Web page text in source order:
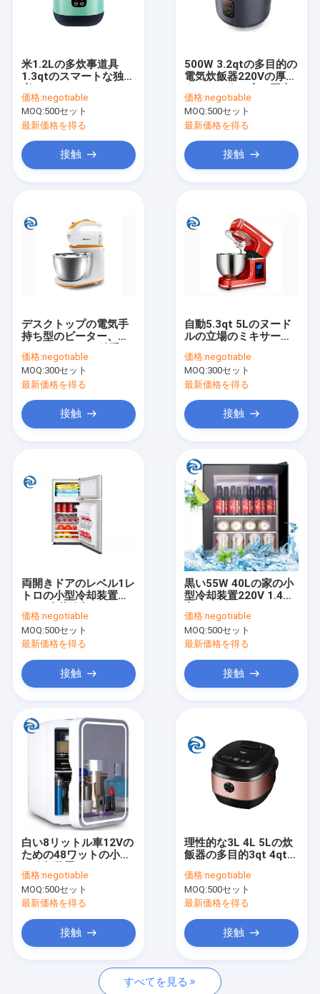
ホーム
製品
会社案内
品質管理
お問い合わせ
小型冷却装置
多炊事道具
立場のミキサー
スマートな空気フライ鍋
家のコーヒー機械
泡水機械
コードレス手持ち型の掃除機
米1.2Lの多炊事道具
1.3qtのスマートな独身
ィング
価格:negotiable
MOQ:500セット
最新価格を得る
接触
500W 3.2qtの多目的の
電気炊飯器220Vの厚い
元暖房
価格:negotiable
MOQ:500セット
最新価格を得る
接触
デスクトップの電気手
持ち型のビーター、
ミキサー3.2qt
価格:negotiable
MOQ:300セット
最新価格を得る
接触
自動5.3qt 5Lのヌード
ルの立場のミキサー
価格:negotiable
MOQ:300セット
最新価格を得る
接触
両開きドアのレベル1レ
トロの小型冷却装置
価格:negotiable
MOQ:500セット
最新価格を得る
接触
黒い55W 40Lの家の小
型冷却装置220V 1.4立
価格:negotiable
MOQ:500セット
最新価格を得る
接触
白い8リットル車12Vの
ための48ワットの小さ
価格:negotiable
MOQ:500セット
最新価格を得る
接触
理性的な3L 4L 5Lの炊
飯器の多目的3qt 4qt
価格:negotiable
MOQ:500セット
最新価格を得る
接触
すべてを見る